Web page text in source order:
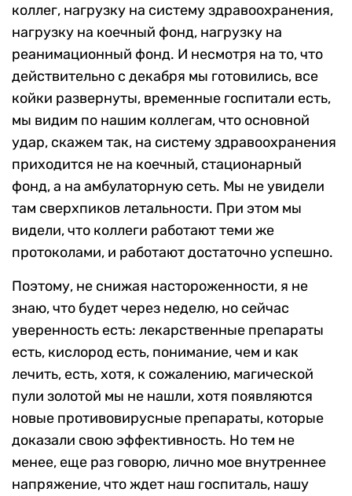
коллег, нагрузку на систему здравоохранения,
нагрузку на коечный фонд, нагрузку на
реанимационный фонд. И несмотря на то, что
действительно с декабря мы готовились, все
койки развернуты, временные госпитали есть,
мы видим по нашим коллегам, что основной
удар, скажем так, на систему здравоохранения
приходится не на коечный, стационарный
фонд, а на амбулаторную сеть. Мы не увидели
там сверхпиков летальности. При этом мы
видели, что коллеги работают теми же
протоколами, и работают достаточно успешно.
Поэтому, не снижая настороженности, я не
знаю, что будет через неделю, но сейчас
уверенность есть: лекарственные препараты
есть, кислород есть, понимание, чем и как
лечить, есть, хотя, к сожалению, магической
пули золотой мы не нашли, хотя появляются
новые противовирусные препараты, которые
доказали свою эффективность. Но тем не
менее, еще раз говорю, лично мое внутреннее
напряжение, что ждет наш госпиталь, нашу